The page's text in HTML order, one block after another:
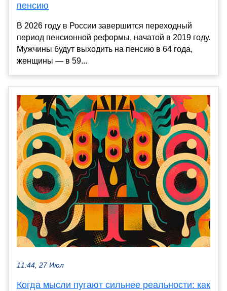
пенсию
В 2026 году в России завершится переходный
период пенсионной реформы, начатой в 2019 году.
Мужчины будут выходить на пенсию в 64 года,
женщины — в 59...
11:44, 27 Июл
Когда мысли пугают сильнее реальности: как